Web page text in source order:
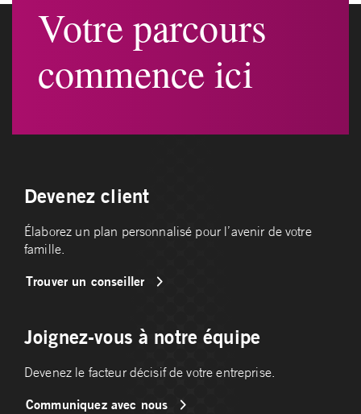
Votre parcours
commence ici
Devenez client
Élaborez un plan personnalisé pour l’avenir de votre
famille.
Trouver un conseiller
Joignez-vous à notre équipe
Devenez le facteur décisif de votre entreprise.
Communiquez avec nous